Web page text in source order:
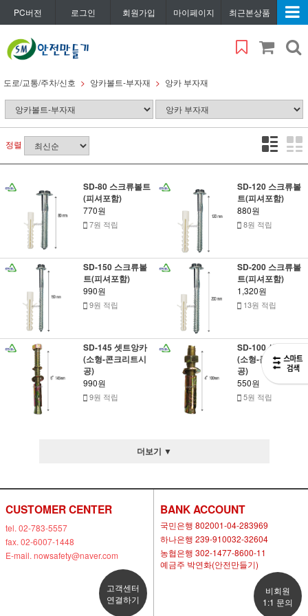
PC버전 로그인 회원가입 마이페이지 최근본상품
도로/교통/주차/신호 앙카볼트-부자재 앙카 부자재
정렬
SD-80 스크류볼트
(피셔포함)
770원
7원 적립
SD-120 스크류볼
트(피셔포함)
880원
8원 적립
SD-150 스크류볼
트(피셔포함)
990원
9원 적립
SD-200 스크류볼
트(피셔포함)
1,320원
13원 적립
SD-145 셋트앙카
(소형-콘크리트시
공)
990원
9원 적립
SD-100 셋트앙카
(소형-콘크리트시
공)
550원
5원 적립
더보기 ▼
CUSTOMER CENTER
tel. 02-783-5557
fax. 02-6007-1448
E-mail. nowsafety@naver.com
고객센터
연결하기
BANK ACCOUNT
국민은행 802001-04-283969
하나은행 239-910032-32604
농협은행 302-1477-8600-11
예금주 박연화(안전만들기)
비회원
1:1 문의